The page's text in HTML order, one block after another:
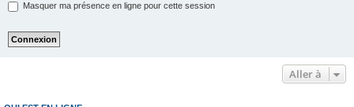
Masquer ma présence en ligne pour cette session
Aller à